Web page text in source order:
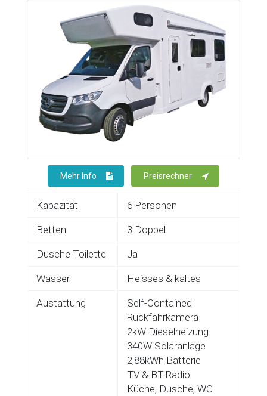
Mehr Info Preisrechner
Kapazität 6 Personen
Betten 3 Doppel
Dusche Toilette Ja
Wasser Heisses & kaltes
Austattung
Self-Contained
Rückfahrkamera
2kW Dieselheizung
340W Solaranlage
2,88kWh Batterie
TV & BT-Radio
Küche, Dusche, WC